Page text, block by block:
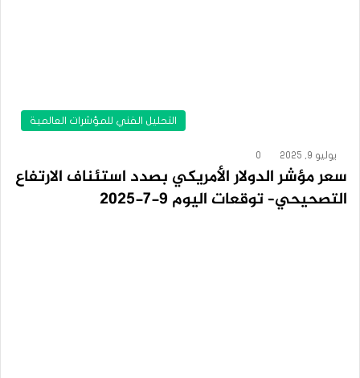
التحليل الفني للمؤشرات العالمية
يوليو 9, 2025 0
سعر مؤشر الدولار الأمريكي بصدد استئناف الارتفاع
التصحيحي– توقعات اليوم 9-7-2025